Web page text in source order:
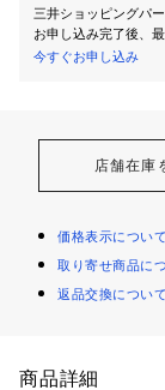
三井ショッピングパ
お申し込み完了後、
今すぐお申し込み
店舗在庫
価格表示について
取り寄せ商品に
返品交換について
商品詳細